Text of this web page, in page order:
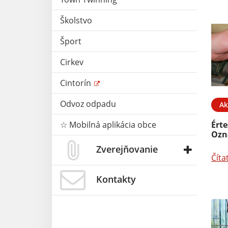
Školstvo
Šport
Cirkev
Cintorín
Odvoz odpadu
☆ Mobilná aplikácia obce
Zverejňovanie
Kontakty
Nemzeti Összetartozás
Napja - megemlékezés
Čítať ďalej